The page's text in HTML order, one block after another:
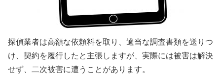
探偵業者は高額な依頼料を取り、適当な調査書類を送りつ
け、契約を履行したと主張しますが、実際には被害は解決
せず、二次被害に遭うことがあります。